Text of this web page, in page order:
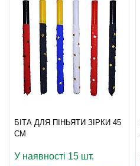
БІТА ДЛЯ ПІНЬЯТИ ЗІРКИ 45
СМ
У наявності 15 шт.